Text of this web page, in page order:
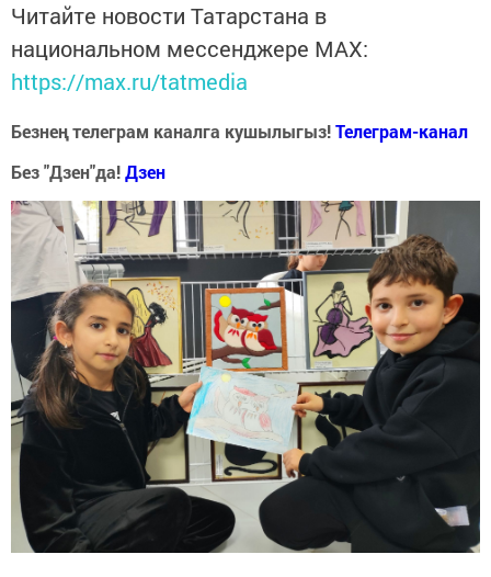
Читайте новости Татарстана в
национальном мессенджере MАХ:
https://max.ru/tatmedia
Безнең телеграм каналга кушылыгыз!Телеграм-канал
Без "Дзен"да!Дзен